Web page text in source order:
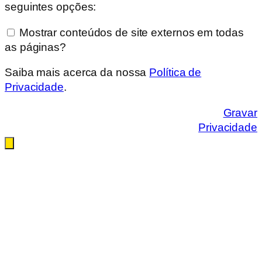
seguintes opções:
Mostrar conteúdos de site externos em todas
as páginas?
Saiba mais acerca da nossa Política de
Privacidade.
Gravar
Privacidade